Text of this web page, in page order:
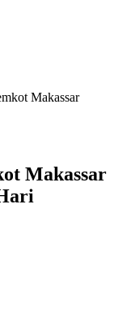
Makassar
Makassar